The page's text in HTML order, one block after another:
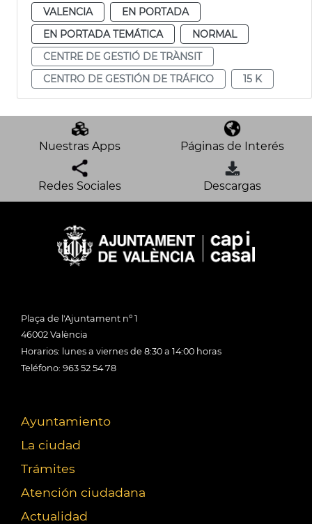
VALENCIA
EN PORTADA
EN PORTADA TEMÁTICA
NORMAL
CENTRE DE GESTIÓ DE TRÀNSIT
CENTRO DE GESTIÓN DE TRÁFICO
15 K
Nuestras Apps Páginas de Interés
Redes Sociales Descargas
Plaça de l'Ajuntament nº 1
46002 València
Horarios: lunes a viernes de 8:30 a 14:00 horas
Teléfono: 963 52 54 78
Ayuntamiento
La ciudad
Trámites
Atención ciudadana
Actualidad